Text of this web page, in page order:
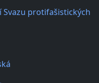
protifašistických